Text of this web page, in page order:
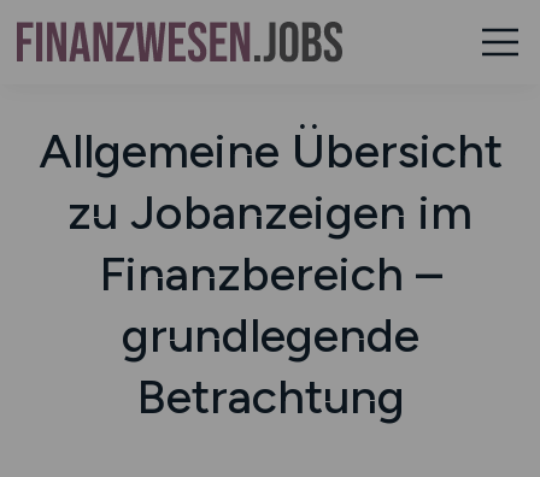
Allgemeine Übersicht
zu Jobanzeigen im
Finanzbereich –
grundlegende
Betrachtung